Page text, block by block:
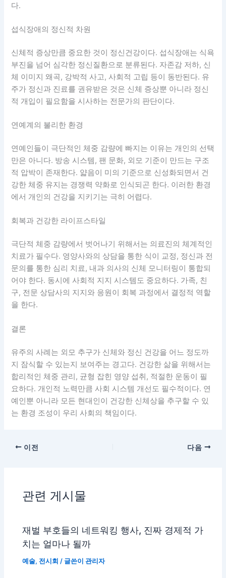
다.
섭식장애의 정신적 차원
신체적 증상만큼 중요한 것이 정신건강이다. 섭식장애는 식욕
부진을 넘어 심각한 정신질환으로 분류된다. 자존감 저하, 신
체 이미지 왜곡, 강박적 사고, 사회적 고립 등이 동반된다. 유
주가 정신과 진료를 권유받은 것은 신체 증상뿐 아니라 정신
적 개입이 필요함을 시사하는 전문가의 판단이다.
연예계의 불리한 환경
연예인들이 극단적인 체중 감량에 빠지는 이유는 개인의 선택
만은 아니다. 방송 시스템, 팬 문화, 외모 기준이 만드는 구조
적 압박이 존재한다. 얇음이 미의 기준으로 신성화되면서 건
강한 체중 유지는 경쟁력 약화로 인식되곤 한다. 이러한 환경
에서 개인의 건강을 지키기는 극히 어렵다.
회복과 건강한 라이프스타일
극단적 체중 감량에서 벗어나기 위해서는 의료진의 체계적인
치료가 필수다. 영양사와의 상담을 통한 식이 교정, 정신과 전
문의를 통한 심리 치료, 내과 의사의 신체 모니터링이 통합되
어야 한다. 동시에 사회적 지지 시스템도 중요하다. 가족, 친
구, 전문 상담사의 지지와 응원이 회복 과정에서 결정적 역할
을 한다.
결론
유주의 사례는 외모 추구가 신체와 정신 건강을 어느 정도까
지 잠식할 수 있는지 보여주는 경고다. 건강한 삶을 위해서는
합리적인 체중 관리, 균형 잡힌 영양 섭취, 적절한 운동이 필
요하다. 개인적 노력만큼 사회 시스템 개선도 필수적이다. 연
예인뿐 아니라 모든 현대인이 건강한 신체상을 추구할 수 있
는 환경 조성이 우리 사회의 책임이다.
이전 다음
관련 게시물
재벌 부호들의 네트워킹 행사, 진짜 경제적 가
치는 얼마나 될까
예술, 전시회 / 글쓴이관리자